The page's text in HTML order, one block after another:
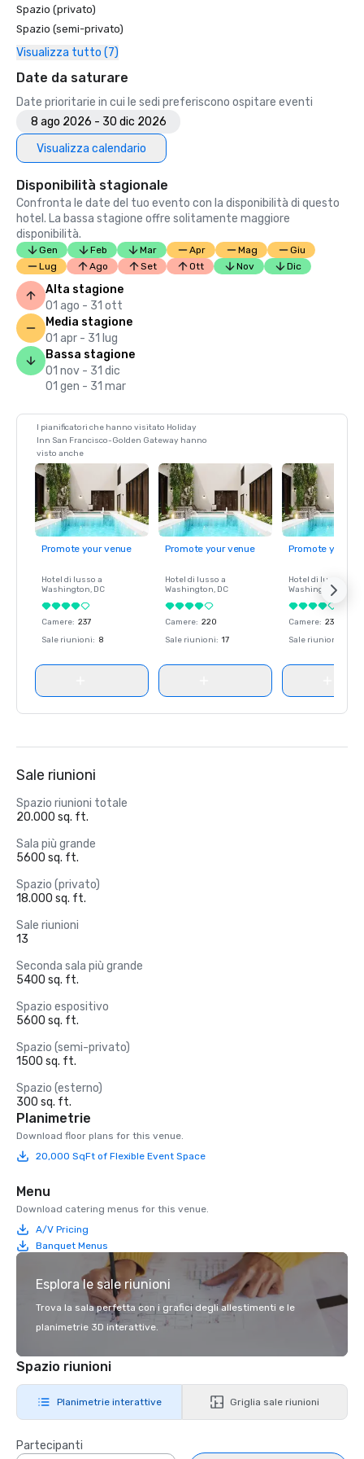
Spazio (privato)
Spazio (semi-privato)
Visualizza tutto (7)
Date da saturare
Date prioritarie in cui le sedi preferiscono ospitare eventi
8 ago 2026 - 30 dic 2026
Visualizza calendario
Disponibilità stagionale
Confronta le date del tuo evento con la disponibilità di questo
hotel. La bassa stagione offre solitamente maggiore
disponibilità.
Gen Feb Mar Apr Mag
Giu
Lug
Ago Set Ott Nov Dic
Alta stagione
01 ago - 31 ott
Media stagione
01 apr - 31 lug
Bassa stagione
01 nov - 31 dic
01 gen - 31 mar
I pianificatori che hanno visitato Holiday
Inn San Francisco-Golden Gateway hanno
visto anche
Promote your venue
Hotel di lusso a
Washington, DC
Camere: 237
Sale riunioni: 8
Promote your venue
Hotel di lusso a
Washington, DC
Camere: 220
Sale riunioni: 17
Promote your
Hotel di lusso a
Washington
Camere: 237
Sale riunioni
Sale riunioni
Spazio riunioni totale
20.000 sq. ft.
Sala più grande
5600 sq. ft.
Spazio (privato)
18.000 sq. ft.
Sale riunioni
13
Seconda sala più grande
5400 sq. ft.
Spazio espositivo
5600 sq. ft.
Spazio (semi-privato)
1500 sq. ft.
Spazio (esterno)
300 sq. ft.
Planimetrie
Download floor plans for this venue.
20,000 SqFt of Flexible Event Space
Menu
Download catering menus for this venue.
A/V Pricing
Banquet Menus
Esplora le sale riunioni
Trova la sala perfetta con i grafici degli allestimenti e le
planimetrie 3D interattive.
Spazio riunioni
Planimetrie interattive Griglia sale riunioni
Partecipanti